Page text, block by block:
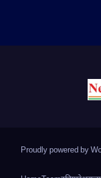
Proudly powered by